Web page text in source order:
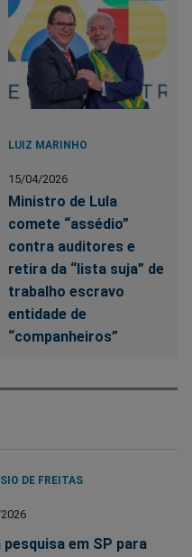
LUIZ MARINHO
15/04/2026
Ministro de Lula
comete “assédio”
contra auditores e
retira da “lista suja” de
trabalho escravo
entidade de
“companheiros”
DE FREITAS
pesquisa em SP para